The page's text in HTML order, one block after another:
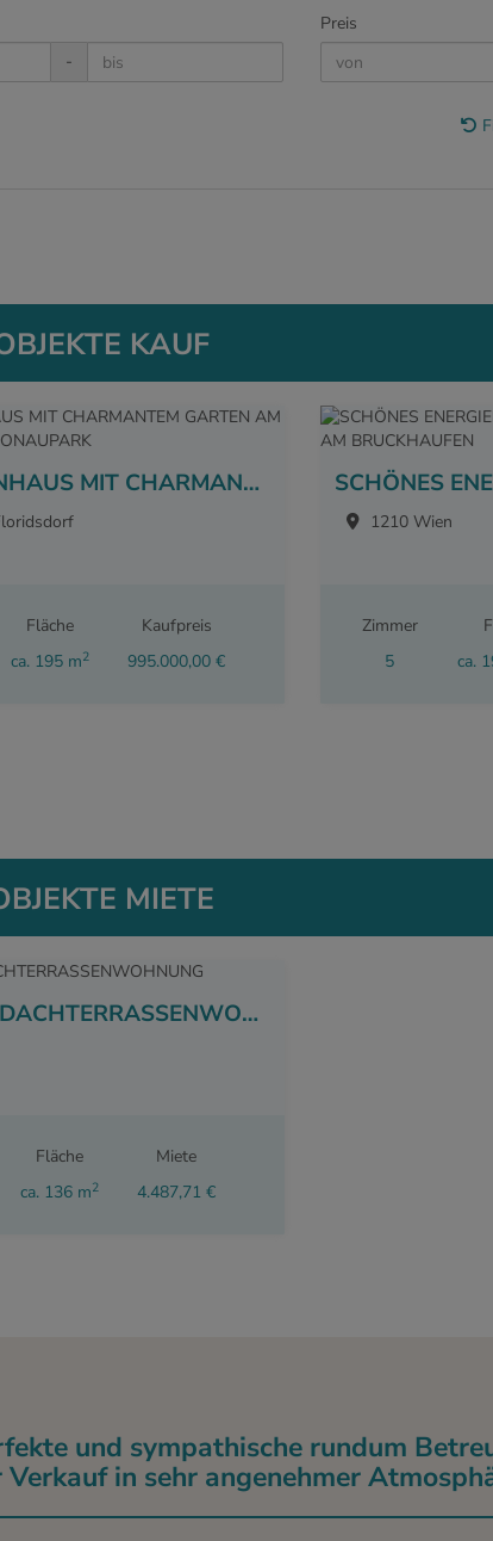
-
Preis
KAUF
EINFAMILIENHAUS MIT CHARMANTEM GARTEN AM BRUCKHAUFEN/ DONAUPARK
Fläche
ca. 195 m2
Kaufpreis
995.000,00 €
1210 Wien
Zimmer
5
ca.
MIETE
EXKLUSIVE DACHTERRASSENWOHNUNG
Fläche
ca. 136 m2
Miete
4.487,71 €
und sympathische rundum
in sehr angenehmer